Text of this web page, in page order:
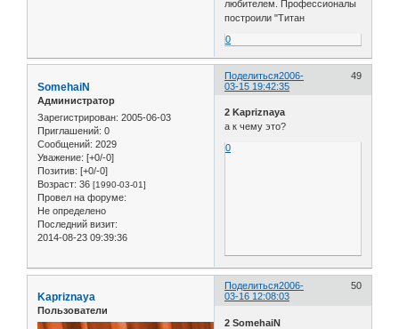
любителем. Профессионалы
построили "Титан
0
Поделиться 49
2006-
03-15 19:42:35
SomehaiN
Администратор
Зарегистрирован: 2005-06-03
Приглашений: 0
Сообщений: 2029
Уважение: [+0/-0]
Позитив: [+0/-0]
Возраст: 36 [1990-03-01]
Провел на форуме:
Не определено
Последний визит:
2014-08-23 09:39:36
2 Kapriznaya
а к чему это?
0
Поделиться 50
2006-
03-16 12:08:03
Kapriznaya
Пользователи
2 SomehaiN